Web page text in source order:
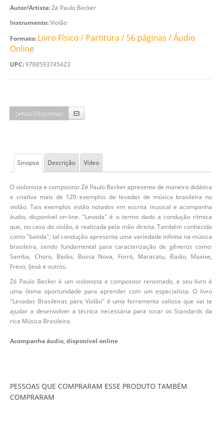
Autor/Artista:Zé Paulo Becker
Instrumento:Violão
Formato: Livro Físico / Partitura / 56 páginas / Áudio
Online
UPC:9788593745423
Não Disponível
Sinopse Descrição Vídeo
O violonista e compositor Zé Paulo Becker apresenta de maneira didática
e criativa mais de 120 exemplos de levadas de música brasileira no
violão. Tais exemplos estão notados em escrita musical e acompanha
áudio, disponível on-line. "Levada" é o termo dado a condução rítmica
que, no caso do violão, é realizada pela mão direita. Também conhecida
como "batida", tal condução apresenta uma variedade infinita na música
brasileira, sendo fundamental para caracterização de gêneros como:
Samba, Choro, Baião, Bossa Nova, Forró, Maracatu, Baião, Maxixe,
Frevo, Ijexá e outros.
Zé Paulo Becker é um violonista e compositor renomado, e seu livro é
uma ótima oportunidade para aprender com um especialista. O livro
"Levadas Brasileiras para Violão" é uma ferramenta valiosa que vai te
ajudar a desenvolver a técnica necessária para tocar os Standards da
rica Música Brasileira.
Acompanha áudio, disponível online
PESSOAS QUE COMPRARAM ESSE PRODUTO TAMBÉM
COMPRARAM